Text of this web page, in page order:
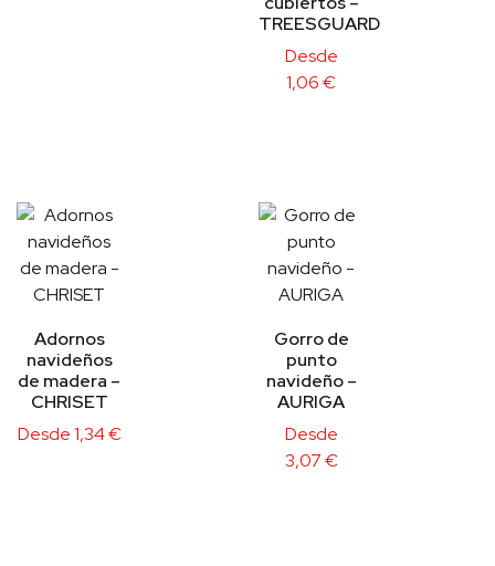
TREESGUARD
Desde
1,06€
Adornos
navideños
de madera –
CHRISET
Desde1,34€
Gorro de
punto
navideño –
AURIGA
Desde
3,07€